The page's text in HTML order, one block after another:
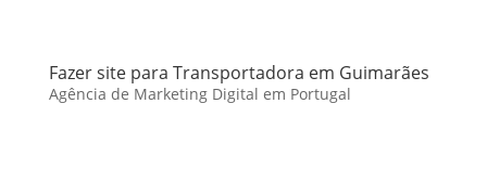
Fazer site para Transportadora em Guimarães
Agência de Marketing Digital em Portugal